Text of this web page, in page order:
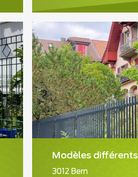
Modèles différents
3012 Bern